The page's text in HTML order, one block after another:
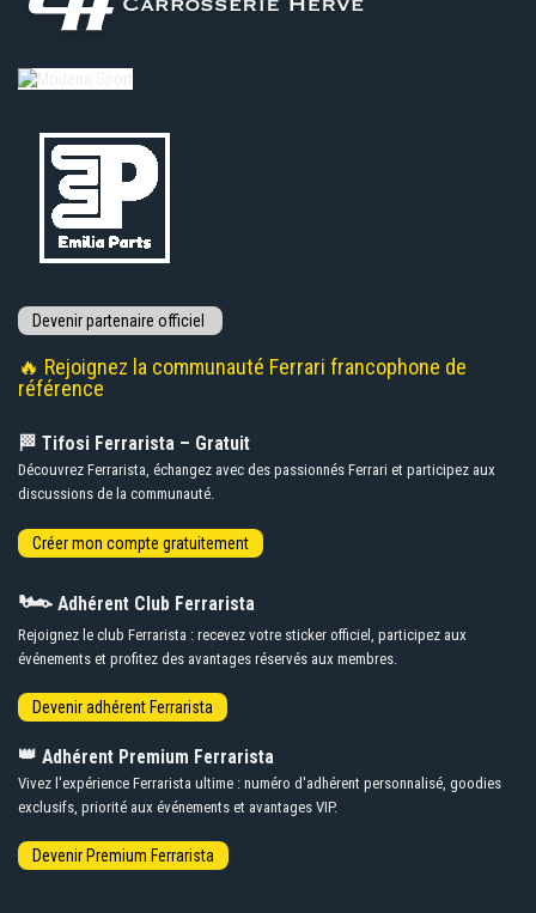
🔥 Rejoignez la communauté Ferrari francophone de
référence
🏁 Tifosi Ferrarista – Gratuit
Découvrez Ferrarista, échangez avec des passionnés Ferrari et participez aux
discussions de la communauté.
🏎️ Adhérent Club Ferrarista
Rejoignez le club Ferrarista : recevez votre sticker officiel, participez aux
événements et profitez des avantages réservés aux membres.
👑 Adhérent Premium Ferrarista
Vivez l'expérience Ferrarista ultime : numéro d'adhérent personnalisé, goodies
exclusifs, priorité aux événements et avantages VIP.